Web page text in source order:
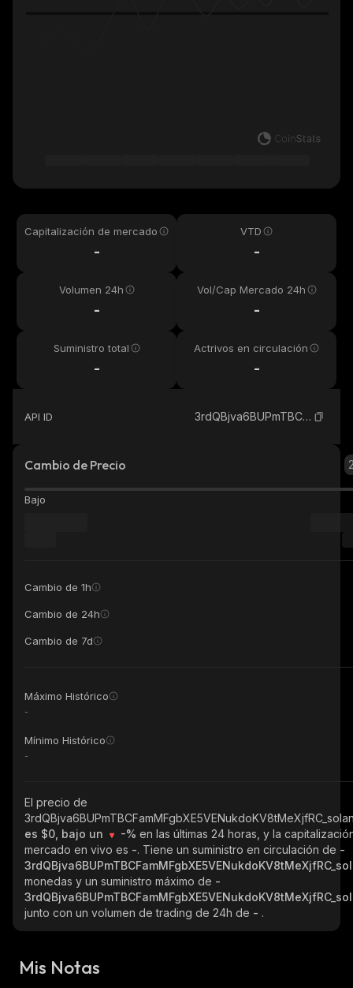
Capitalización de mercado
-
VTD
-
Volumen 24h
-
Vol/Cap Mercado 24h
-
Suministro total
-
Actrivos en circulación
-
API ID 3rdQBjva6BUPmTBCFamMFgbXE5VENukdoKV8tMeXjfRC_solana
Cambio de Precio
Bajo
Cambio de 1h
Cambio de 24h
Cambio de 7d
Máximo Histórico
-
Mínimo Histórico
-
El precio de
es $0, bajo un
-% en las últimas 24 horas, y la
mercado en vivo es -. Tiene un suministro en circulación de -
monedas y un suministro máximo de -
junto con un volumen de trading de 24h de - .
Mis Notas